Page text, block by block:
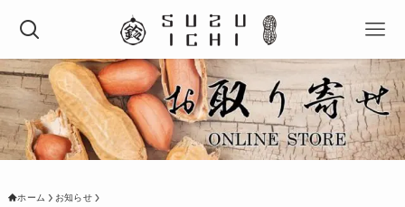
ホーム お知らせ